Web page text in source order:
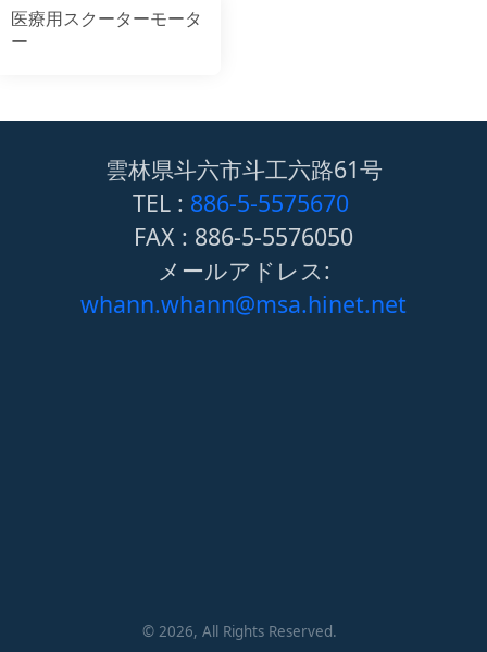
医療用スクーターモータ
ー
雲林県斗六市斗工六路61号
TEL : 886-5-5575670
FAX : 886-5-5576050
メールアドレス:
whann.whann@msa.hinet.net
© 2026, All Rights Reserved.